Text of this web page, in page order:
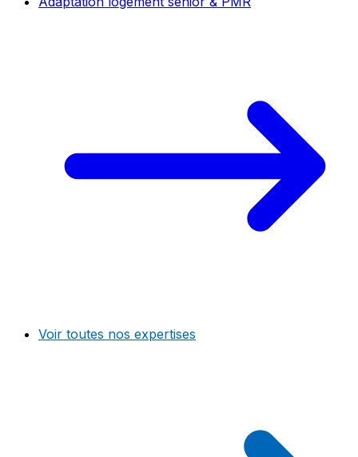
Voir toutes nos expertises